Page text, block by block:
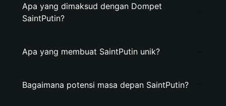
Apa yang dimaksud dengan Dompet
SaintPutin?
Apa yang membuat SaintPutin unik?
Bagaimana potensi masa depan SaintPutin?